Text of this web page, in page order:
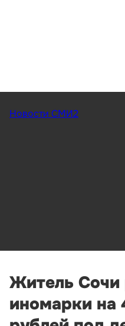
Новости СМИ2
Житель Сочи
иномарки на